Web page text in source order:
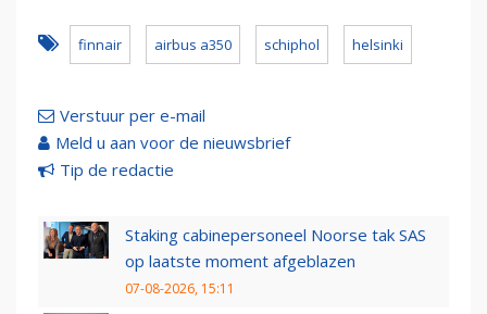
finnair airbus a350 schiphol helsinki
Verstuur per e-mail
Meld u aan voor de nieuwsbrief
Tip de redactie
Staking cabinepersoneel Noorse tak SAS
op laatste moment afgeblazen
07-08-2026, 15:11